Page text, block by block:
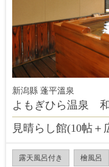
新潟縣 蓬平溫泉
よもぎひら温泉
見晴らし館(10帖
露天風呂付き 檜風呂